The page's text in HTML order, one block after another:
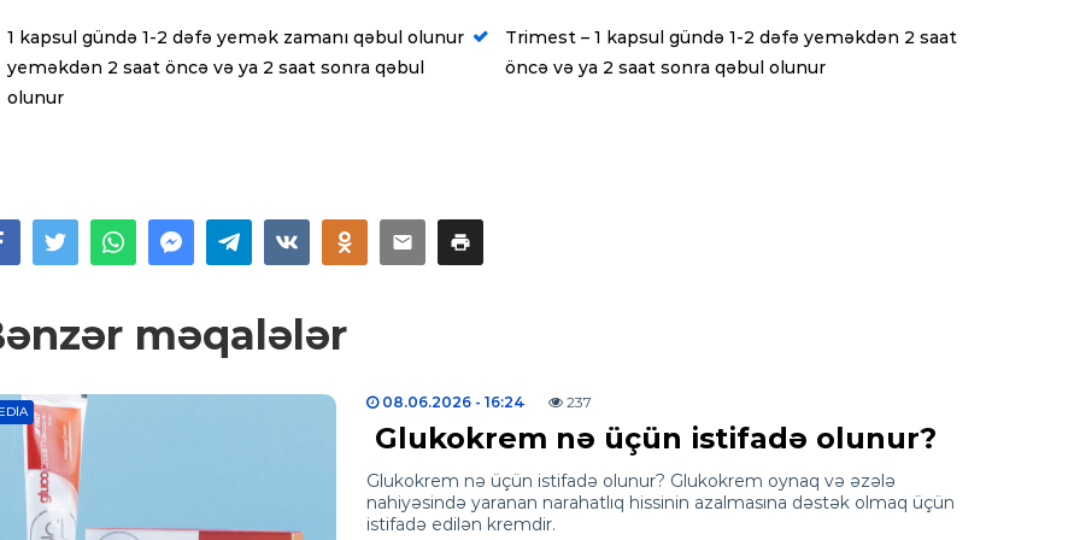
1 kapsul gündə 1-2 dəfə yemək zamanı qəbul olunur
yeməkdən 2 saat öncə və ya 2 saat sonra qəbul
olunur
Trimest – 1 kapsul gündə 1-2 dəfə yeməkdən 2 saat
öncə və ya 2 saat sonra qəbul olunur
məqalələr
08.06.2026 - 16:24 237
Glukokrem nə üçün istifadə olunur?
Glukokrem nə üçün istifadə olunur? Glukokrem oynaq və əzələ
nahiyəsində yaranan narahatlıq hissinin azalmasına dəstək olmaq üçün
istifadə edilən kremdir.